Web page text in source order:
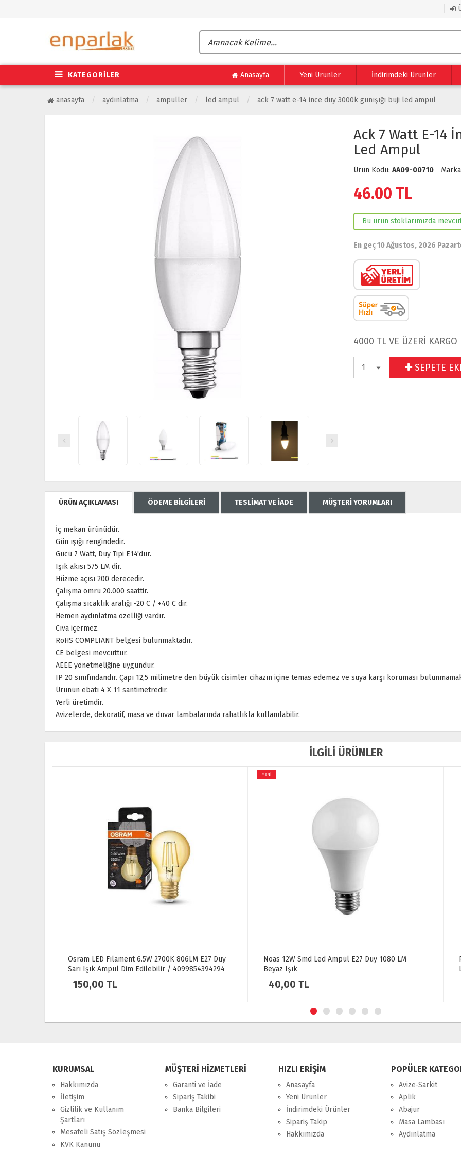
KATEGORİLER Anasayfa Yeni Ürünler İndirimdeki Ürünler
anasayfa aydınlatma ampuller led ampul ack 7 watt e-14 i̇nce duy 3000k gunışığı buji led ampul
Ack 7 Watt E-14
Led Ampul
Ürün Kodu: AA09-00710
46.00 TL
Bu ürün stoklarımızda
En geç 10 Ağustos, 2026
4000 TL VE ÜZERİ KARGO
SEPETE
ÜRÜN AÇIKLAMASI ÖDEME BİLGİLERİ TESLİMAT VE İADE MÜŞTERİ YORUMLARI
İç mekan ürünüdür.
Gün ışığı rengindedir.
Gücü 7 Watt, Duy Tipi E14'dür.
Işık akısı 575 LM dir.
Hüzme açısı 200 derecedir.
Çalışma ömrü 20.000 saattir.
Çalışma sıcaklık aralığı -20 C / +40 C dir.
Hemen aydınlatma özelliği vardır.
Cıva içermez.
RoHS COMPLIANT belgesi bulunmaktadır.
CE belgesi mevcuttur.
AEEE yönetmeliğine uygundur.
IP 20 sınıfındandır. Çapı 12,5 milimetre den büyük cisimler cihazın içine temas edemez ve suya karşı koruması
Ürünün ebatı 4 X 11 santimetredir.
Yerli üretimdir.
Avizelerde, dekoratif, masa ve duvar lambalarında rahatlıkla kullanılabilir.
İLGİLİ ÜRÜNLER
LED Fılament 6.5W 2700K 806LM E27 Duy
Ampul Dim Edilebilir / 4099854394294
Noas 12W Smd Led Ampül E27 Duy 1080 LM
Beyaz Işık
Philips LED Ampul 8-60W
Lümen Tasarruflu Uzun
KURUMSAL
Hakkımızda
İletişim
Gizlilik ve Kullanım
Şartları
Mesafeli Satış Sözleşmesi
KVK Kanunu
MÜŞTERİ HİZMETLERİ
Garanti ve İade
Sipariş Takibi
Banka Bilgileri
HIZLI ERİŞİM
Anasayfa
Yeni Ürünler
İndirimdeki Ürünler
Sipariş Takip
Hakkımızda
POPÜLER
Avize-Sarkit
Aplik
Abajur
Masa Lambası
Aydınlatma